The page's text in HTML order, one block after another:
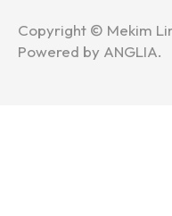
Copyright © Mekim
Powered by ANGLIA.